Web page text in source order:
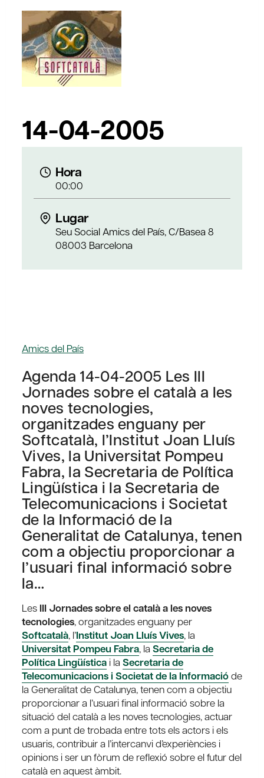
14-04-2005
Hora
00:00
Lugar
Seu Social Amics del País, C/Basea 8
08003 Barcelona
Amics del País
Agenda 14-04-2005 Les III
Jornades sobre el català a les
noves tecnologies,
organitzades enguany per
Softcatalà, l’Institut Joan Lluís
Vives, la Universitat Pompeu
Fabra, la Secretaria de Política
Lingüística i la Secretaria de
Telecomunicacions i Societat
de la Informació de la
Generalitat de Catalunya, tenen
com a objectiu proporcionar a
l’usuari final informació sobre
la…
Les III Jornades sobre el català a les noves
tecnologies, organitzades enguany per
Softcatalà, l’Institut Joan Lluís Vives, la
Universitat Pompeu Fabra, la Secretaria de
Política Lingüística i la Secretaria de
Telecomunicacions i Societat de la Informacióde
la Generalitat de Catalunya, tenen com a objectiu
proporcionar a l’usuari final informació sobre la
situació del català a les noves tecnologies, actuar
com a punt de trobada entre tots els actors i els
usuaris, contribuir a l’intercanvi d’experiències i
opinions i ser un fòrum de reflexió sobre el futur del
català en aquest àmbit.